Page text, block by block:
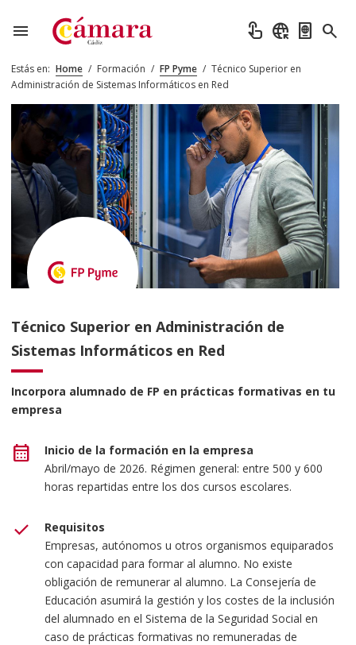
menu touch_app captive_portal passport search
Estás en: Home / Formación / FP Pyme / Técnico Superior en
Administración de Sistemas Informáticos en Red
Técnico Superior en Administración de
Sistemas Informáticos en Red
Incorpora alumnado de FP en prácticas formativas en tu
empresa
calendar_month
Inicio de la formación en la empresa
Abril/mayo de 2026. Régimen general: entre 500 y 600
horas repartidas entre los dos cursos escolares.
check
Requisitos
Empresas, autónomos u otros organismos equiparados
con capacidad para formar al alumno. No existe
obligación de remunerar al alumno. La Consejería de
Educación asumirá la gestión y los costes de la inclusión
del alumnado en el Sistema de la Seguridad Social en
caso de prácticas formativas no remuneradas de